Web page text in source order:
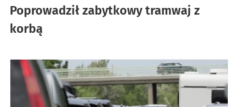
Poprowadził zabytkowy tramwaj z
korbą